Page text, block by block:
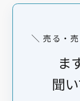
＼ 売る・
ま
聞